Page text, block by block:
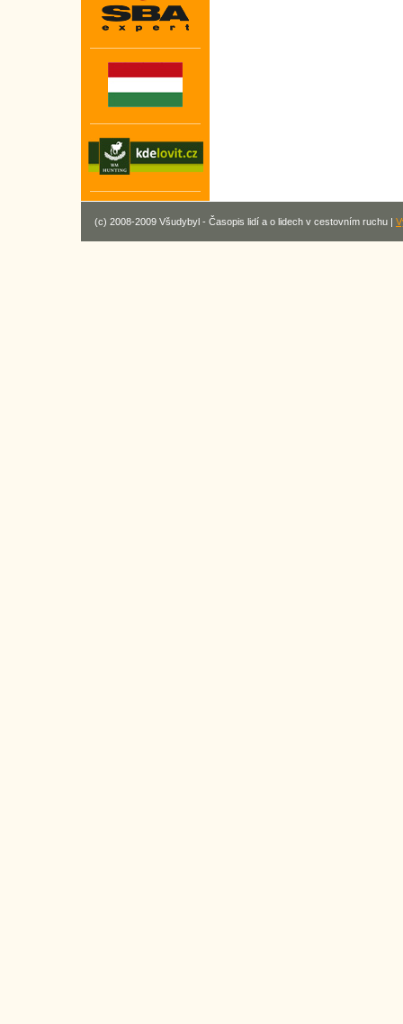
(c) 2008-2009 Všudybyl - Časopis lidí a o lidech v cestovním ruchu |